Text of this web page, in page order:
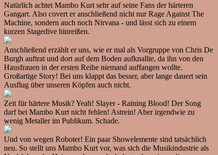
Natürlich achtet Mambo Kurt sehr auf seine Fans der härteren
Gangart. Also covert er anschließend nicht nur Rage Against The
Machine, sondern auch noch Nirvana - und lässt sich zu einem
kurzen Stagedive hinreißen.
Anschließend erzählt er uns, wie er mal als Vorgruppe von Chris De
Burgh auftrat und dort auf dem Boden aufknallte, da ihn von den
Hausfrauen in der ersten Reihe niemand auffangen wollte.
Großartige Story! Bei uns klappt das besser, aber lange dauert sein
Ausflug über unseren Köpfen auch nicht.
Zeit für härtere Musik? Yeah! Slayer - Raining Blood! Der Song
darf bei Mambo Kurt nicht fehlen! Astrein! Aber irgendwie zu
wenig Metaller im Publikum. Schade.
Und von wegen Roboter! Ein paar Showelemente sind tatsächlich
neu. So stellt uns Mambo Kurt vor, was sich die Musikindustrie als